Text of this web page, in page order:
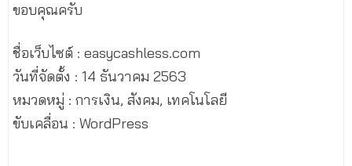
ขอบคุณครับ
ชื่อเว็บไซต์ : easycashless.com
วันที่จัดตั้ง : 14 ธันวาคม 2563
หมวดหมู่ : การเงิน, สังคม, เทคโนโลยี
ขับเคลื่อน : WordPress